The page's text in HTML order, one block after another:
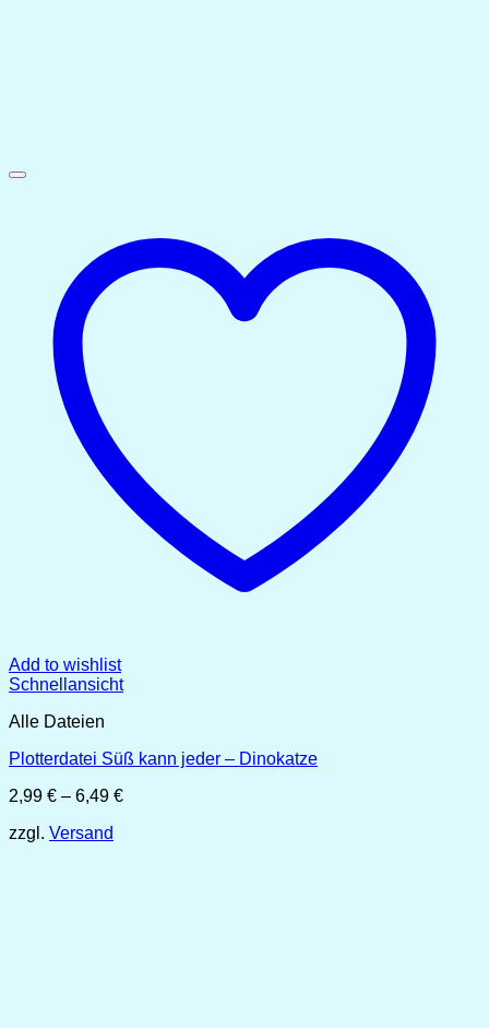
Add to wishlist
Schnellansicht
Alle Dateien
Plotterdatei Süß kann jeder – Dinokatze
2,99 € – 6,49 €Preisspanne:
zzgl. Versand